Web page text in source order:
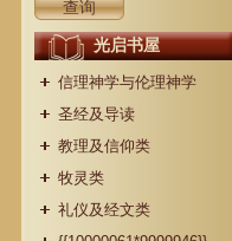
光启书屋
信理神学与伦理神学
圣经及导读
教理及信仰类
牧灵类
礼仪及经文类